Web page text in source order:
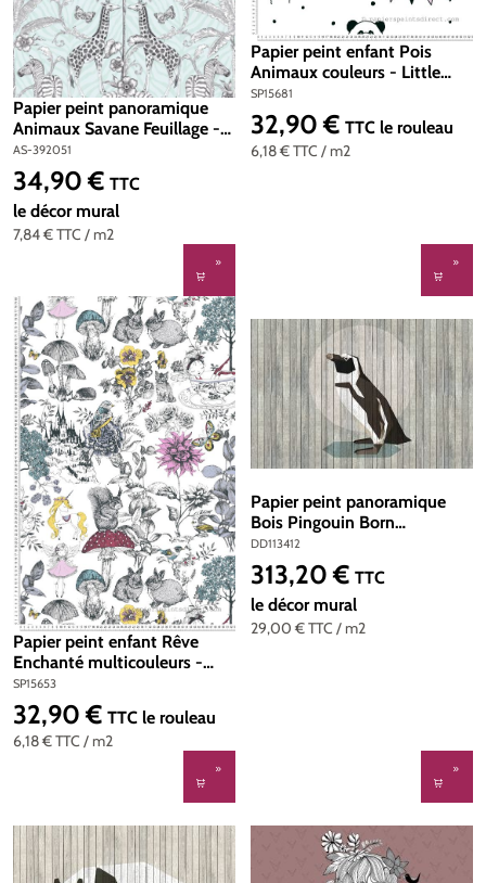
Papier peint panoramique
Animaux Savane Feuillage -
The Wall 2 d'A.S. Création |
Réf. AS-392051
AS-392051
7,84 €TTC / m2
Prix régulier :
34,90 € TTC
le décor mural
Papier peint enfant Pois
Animaux couleurs - Little
Love d'A.S. Création | Réf.
SP15681
SP15681
6,18 €TTC / m2
Prix régulier :
32,90 € TTC le rouleau
Papier peint enfant Rêve
Enchanté multicouleurs -
Little Love d'A.S. Création |
Réf. SP15653
SP15653
6,18 €TTC / m2
Prix régulier :
32,90 € TTC le rouleau
Papier peint panoramique
Bois Pingouin Born
Tobewild4 - Référence
DD113412 - Intissé 200g/m2
- Standard 400 x 270
DD113412
29,00 €TTC / m2
Prix régulier :
313,20 € TTC
le décor mural